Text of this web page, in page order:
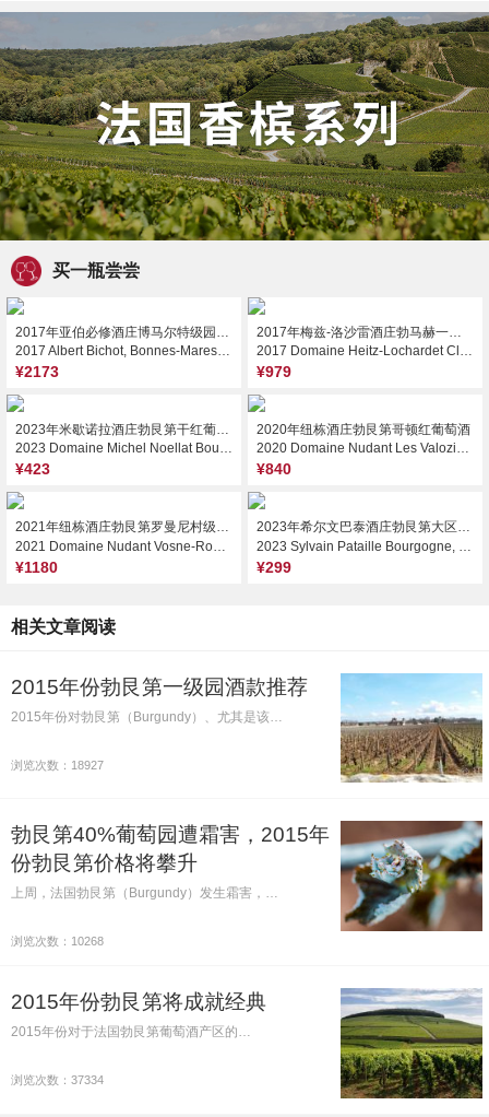
买一瓶尝尝
2017年亚伯必修酒庄博马尔特级园红葡萄酒
2017 Albert Bichot, Bonnes-Mares Grand Cru, France
¥2173
2017年梅兹-洛沙雷酒庄勃马赫一级园布都红葡萄酒（1.5L大瓶装）
2017 Domaine Heitz-Lochardet Clos des Poutures, Pommard Premier Cru, France
¥979
2023年米歇诺拉酒庄勃艮第干红葡萄酒
2023 Domaine Michel Noellat Bourgogne Pinot Noir, Burgundy, France
¥423
2020年纽栋酒庄勃艮第哥顿红葡萄酒
2020 Domaine Nudant Les Valozieres, Aloxe-Corton, France
¥840
2021年纽栋酒庄勃艮第罗曼尼村级红葡萄酒
¥1180
2023年希尔文巴泰酒庄勃艮第大区红葡萄酒
¥299
相关文章阅读
2015年份勃艮第一级园酒款推荐
2015年份对勃艮第（Burgundy）、尤其是该…
浏览次数：18927
勃艮第40%葡萄园遭霜害，2015年
份勃艮第价格将攀升
上周，法国勃艮第（Burgundy）发生霜害，…
浏览次数：10268
2015年份勃艮第将成就经典
2015年份对于法国勃艮第葡萄酒产区的…
浏览次数：37334